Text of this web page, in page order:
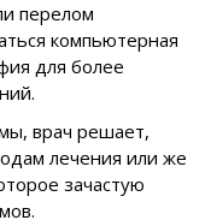
перелом
компьютерная
для более
врач решает,
лечения или же
зачастую